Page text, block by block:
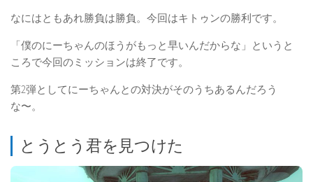
なにはともあれ勝負は勝負。今回はキトゥンの勝利です。
「僕のにーちゃんのほうがもっと早いんだからな」というと
ころで今回のミッションは終了です。
第2弾としてにーちゃんとの対決がそのうちあるんだろう
な〜。
とうとう君を見つけた